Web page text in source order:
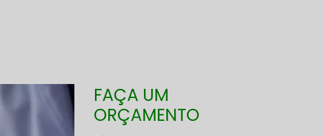
FAÇA UM
ORÇAMENTO